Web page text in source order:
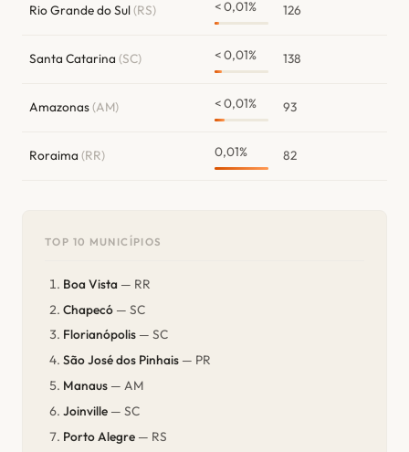
Rio Grande do Sul(RS) < 0,01% 126
Santa Catarina (SC) < 0,01% 138
Amazonas(AM) < 0,01% 93
Roraima (RR) 0,01% 82
TOP 10 MUNICÍPIOS
Boa Vista — RR
Chapecó — SC
Florianópolis — SC
São José dos Pinhais — PR
Manaus — AM
Joinville — SC
Porto Alegre — RS